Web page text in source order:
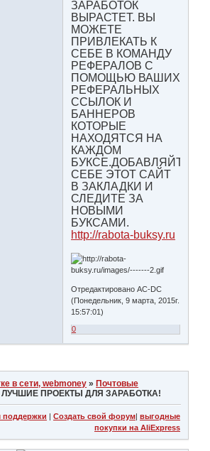
ЗАРАБОТОК
ВЫРАСТЕТ. ВЫ
МОЖЕТЕ
ПРИВЛЕКАТЬ К
СЕБЕ В КОМАНДУ
РЕФЕРАЛОВ С
ПОМОЩЬЮ ВАШИХ
РЕФЕРАЛЬНЫХ
ССЫЛОК И
БАННЕРОВ
КОТОРЫЕ
НАХОДЯТСЯ НА
КАЖДОМ
БУКСЕ.ДОБАВЛЯЙТЕ
СЕБЕ ЭТОТ САЙТ
В ЗАКЛАДКИ И
СЛЕДИТЕ ЗА
НОВЫМИ
БУКСАМИ.
http://rabota-buksy.ru
Отредактировано AC-DC
(Понедельник, 9 марта, 2015г.
15:57:01)
0
в сети, webmoney » Почтовые
ЛУЧШИЕ ПРОЕКТЫ ДЛЯ ЗАРАБОТКА!
| Создать свой форум| выгодные
покупки на AliExpress